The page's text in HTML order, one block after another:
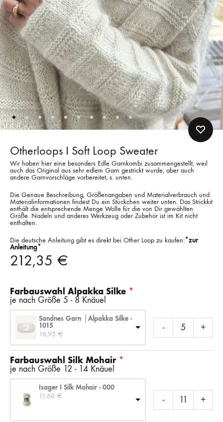
Otherloops I Soft Loop Sweater
Wir haben hier eine besonders Edle Garnkombi zusammengestellt, weil
auch das Original aus sehr edlem Garn gestrickt wurde, aber auch
andere Garnvorschläge vorbereitet, s. unten.
Die Genaue Beschreibung, Größenangaben und Materialverbrauch und
Materialinformationen findest Du ein Stückchen weiter unten. Das Strickkit
enthält die entsprechende Menge Wolle für die von Dir gewählten
Größe. Nadeln und anderes Werkzeug oder Zubehör ist im Kit nicht
enthalten.
Die deutsche Anleitung gibt es direkt bei Other Loop zu kaufen:*zur
Anleitung*
212,35 €
Farbauswahl Alpakka Silke
je nach Größe 5 - 8 Knäuel
Sandnes Garn │Alpakka Silke -
1015
16,95 €
- +
Farbauswahl Silk Mohair
je nach Größe 12 - 14 Knäuel
Isager I Silk Mohair - 000
11,60 € - +